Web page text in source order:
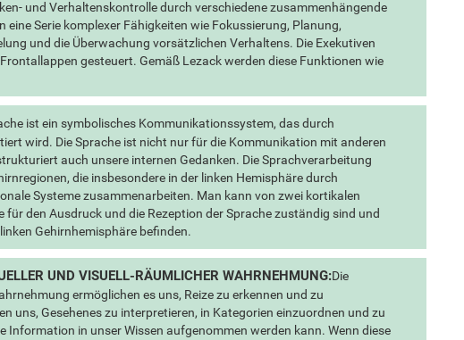
und Verhaltenskontrolle durch verschiedene zusammenhängende
eine Serie komplexer Fähigkeiten wie Fokussierung, Planung,
und die Überwachung vorsätzlichen Verhaltens. Die Exekutiven
gesteuert. Gemäß Lezack werden diese Funktionen wie
ist ein symbolisches Kommunikationssystem, das durch
wird. Die Sprache ist nicht nur für die Kommunikation mit anderen
auch unsere internen Gedanken. Die Sprachverarbeitung
die insbesondere in der linken Hemisphäre durch
Systeme zusammenarbeiten. Man kann von zwei kortikalen
für den Ausdruck und die Rezeption der Sprache zuständig sind und
Gehirnhemisphäre befinden.
UND VISUELL-RÄUMLICHER WAHRNEHMUNG:Die
ermöglichen es uns, Reize zu erkennen und zu
uns, Gesehenes zu interpretieren, in Kategorien einzuordnen und zu
Information in unser Wissen aufgenommen werden kann. Wenn diese